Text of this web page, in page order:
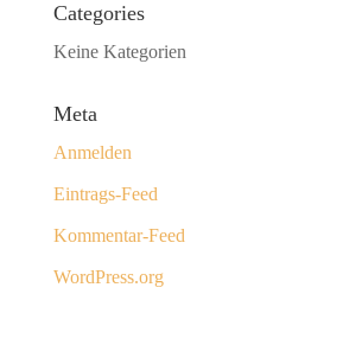
Categories
Keine Kategorien
Meta
Anmelden
Eintrags-Feed
Kommentar-Feed
WordPress.org